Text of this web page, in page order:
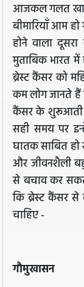
आजकल गलत
बीमारियॉं आम
होने वाला
मुताबिक भारत में
ब्रेस्ट कैंसर को
कम लोग जानते हैं
कैंसर के शुरूआती
सही समय पर
घातक साबित
और जीवनशैली
से बचाव कर
कि ब्रेस्ट कैंसर
चाहिए -
गौमुखासन